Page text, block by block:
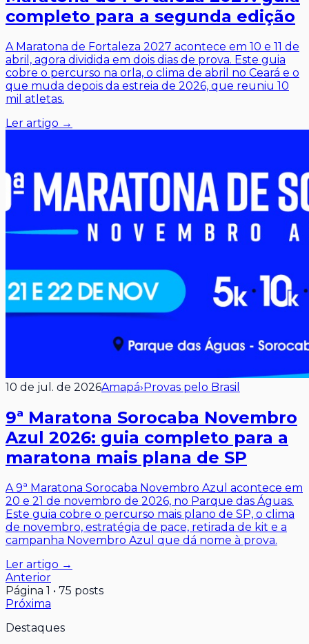
completo para a segunda edição
A Maratona de Fortaleza 2027 acontece em 10 e 11 de
abril, agora dividida em dois dias de prova. Este guia
cobre o percurso na orla, o clima de abril no Ceará e o
que muda depois da estreia de 2026, que reuniu 10
mil atletas.
Ler artigo →
10 de jul. de 2026Amapá›Provas pelo Brasil
9ª Maratona Sorocaba Novembro
Azul 2026: guia completo para a
maratona mais plana de SP
A 9ª Maratona Sorocaba Novembro Azul acontece em
20 e 21 de novembro de 2026, no Parque das Águas.
Este guia cobre o percurso mais plano de SP, o clima
de novembro, estratégia de pace, retirada de kit e a
campanha Novembro Azul que dá nome à prova.
Ler artigo →
Anterior
Página 1 • 75 posts
Próxima
Destaques